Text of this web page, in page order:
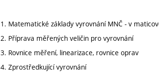
1. Matematické základy vyrovnání MNČ - v
2. Příprava měřených veličin pro vyrovnání
3. Rovnice měření, linearizace, rovnice oprav
4. Zprostředkující vyrovnání